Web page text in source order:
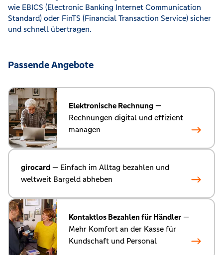
wie EBICS (Electronic Banking Internet Communication
Standard) oder FinTS (Financial Transaction Service) sicher
und schnell übertragen.
Passende Angebote
Elektronische Rechnung —
Rechnungen digital und effizient
managen
girocard — Einfach im Alltag bezahlen und
weltweit Bargeld abheben
Kontaktlos Bezahlen für Händler —
Mehr Komfort an der Kasse für
Kundschaft und Personal